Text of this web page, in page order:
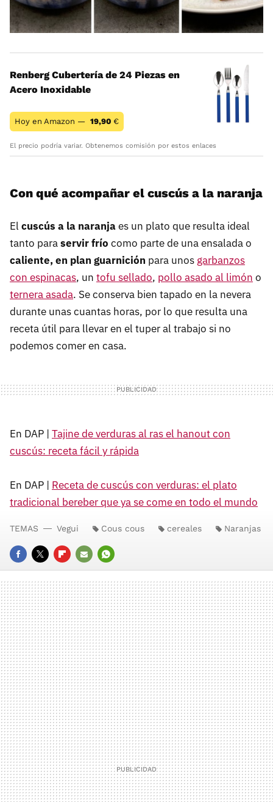
Renberg Cubertería de 24 Piezas en
Acero Inoxidable
Hoy en Amazon — 19,90 €
El precio podría variar. Obtenemos comisión por estos enlaces
Con qué acompañar el cuscús a la naranja
El cuscús a la naranjaes un plato que resulta ideal
tanto paraservir frío como parte de una ensalada o
caliente, en plan guarnición para unos garbanzos
con espinacas, un tofu sellado, pollo asado al limón o
ternera asada. Se conserva bien tapado en la nevera
durante unas cuantas horas, por lo que resulta una
receta útil para llevar en el tuper al trabajo si no
podemos comer en casa.
En DAP | Tajine de verduras al ras el hanout con
cuscús: receta fácil y rápida
En DAP | Receta de cuscús con verduras: el plato
tradicional bereber que ya se come en todo el mundo
FACEBOOK
TWITTERFLIPBOARD
E-
MAIL
WHATSAPP
TEMAS Vegui Cous cous cereales Naranjas